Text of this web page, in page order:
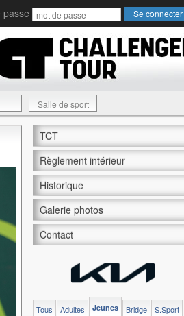
Salle de sport
TCT
Règlement intérieur
Historique
Galerie photos
Contact
Tous Adultes Jeunes Bridge S.Sport